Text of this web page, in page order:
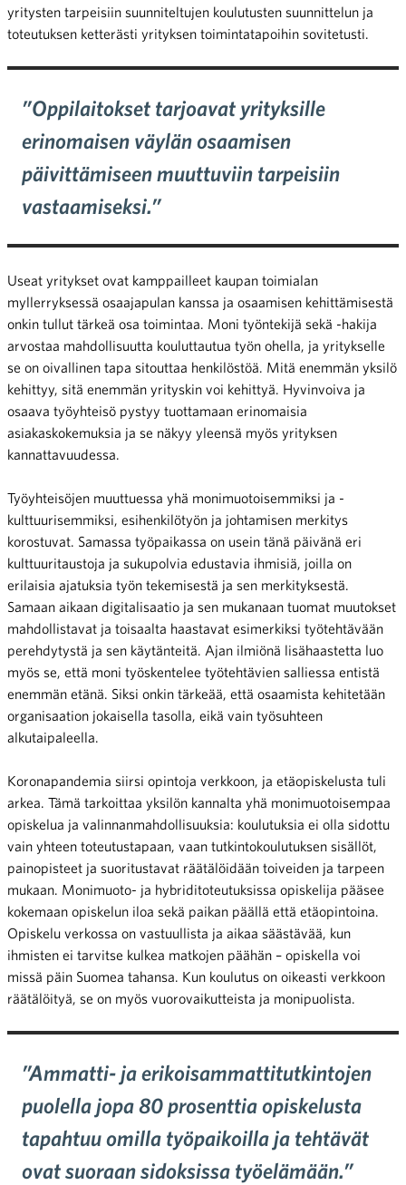
yritysten tarpeisiin suunniteltujen koulutusten suunnittelun ja
toteutuksen ketterästi yrityksen toimintatapoihin sovitetusti.
”Oppilaitokset tarjoavat yrityksille
erinomaisen väylän osaamisen
päivittämiseen muuttuviin tarpeisiin
vastaamiseksi.”
Useat yritykset ovat kamppailleet kaupan toimialan
myllerryksessä osaajapulan kanssa ja osaamisen kehittämisestä
onkin tullut tärkeä osa toimintaa. Moni työntekijä sekä -hakija
arvostaa mahdollisuutta kouluttautua työn ohella, ja yritykselle
se on oivallinen tapa sitouttaa henkilöstöä. Mitä enemmän yksilö
kehittyy, sitä enemmän yrityskin voi kehittyä. Hyvinvoiva ja
osaava työyhteisö pystyy tuottamaan erinomaisia
asiakaskokemuksia ja se näkyy yleensä myös yrityksen
kannattavuudessa.
Työyhteisöjen muuttuessa yhä monimuotoisemmiksi ja -
kulttuurisemmiksi, esihenkilötyön ja johtamisen merkitys
korostuvat. Samassa työpaikassa on usein tänä päivänä eri
kulttuuritaustoja ja sukupolvia edustavia ihmisiä, joilla on
erilaisia ajatuksia työn tekemisestä ja sen merkityksestä.
Samaan aikaan digitalisaatio ja sen mukanaan tuomat muutokset
mahdollistavat ja toisaalta haastavat esimerkiksi työtehtävään
perehdytystä ja sen käytänteitä. Ajan ilmiönä lisähaastetta luo
myös se, että moni työskentelee työtehtävien salliessa entistä
enemmän etänä. Siksi onkin tärkeää, että osaamista kehitetään
organisaation jokaisella tasolla, eikä vain työsuhteen
alkutaipaleella.
Koronapandemia siirsi opintoja verkkoon, ja etäopiskelusta tuli
arkea. Tämä tarkoittaa yksilön kannalta yhä monimuotoisempaa
opiskelua ja valinnanmahdollisuuksia: koulutuksia ei olla sidottu
vain yhteen toteutustapaan, vaan tutkintokoulutuksen sisällöt,
painopisteet ja suoritustavat räätälöidään toiveiden ja tarpeen
mukaan. Monimuoto- ja hybriditoteutuksissa opiskelija pääsee
kokemaan opiskelun iloa sekä paikan päällä että etäopintoina.
Opiskelu verkossa on vastuullista ja aikaa säästävää, kun
ihmisten ei tarvitse kulkea matkojen päähän – opiskella voi
missä päin Suomea tahansa. Kun koulutus on oikeasti verkkoon
räätälöityä, se on myös vuorovaikutteista ja monipuolista.
”Ammatti- ja erikoisammattitutkintojen
puolella jopa 80 prosenttia opiskelusta
tapahtuu omilla työpaikoilla ja tehtävät
ovat suoraan sidoksissa työelämään.”